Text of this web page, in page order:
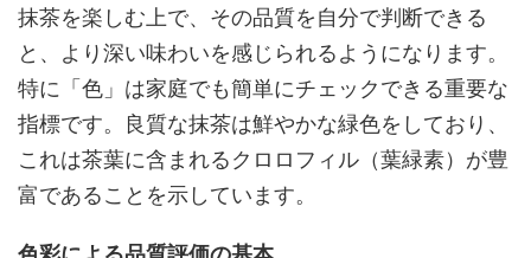
抹茶を楽しむ上で、その品質を自分で判断できる
と、より深い味わいを感じられるようになります。
特に「色」は家庭でも簡単にチェックできる重要な
指標です。良質な抹茶は鮮やかな緑色をしており、
これは茶葉に含まれるクロロフィル（葉緑素）が豊
富であることを示しています。